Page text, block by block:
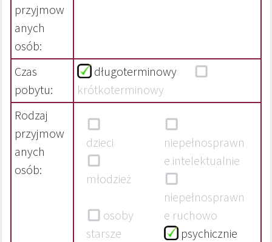
przyjmow
anych
osób:
Czas
pobytu:
długoterminowy
krótkoterminowy
Rodzaj
przyjmow
anych
osób:
dzieci
młodzież
osoby
starsze
niepełnosprawn
e intelektualnie
niepełnosprawn
e ruchowo
psychicznie